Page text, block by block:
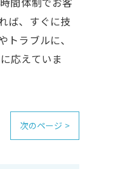
ば、すぐに技
ラブルに、
応えていま
次のページ >